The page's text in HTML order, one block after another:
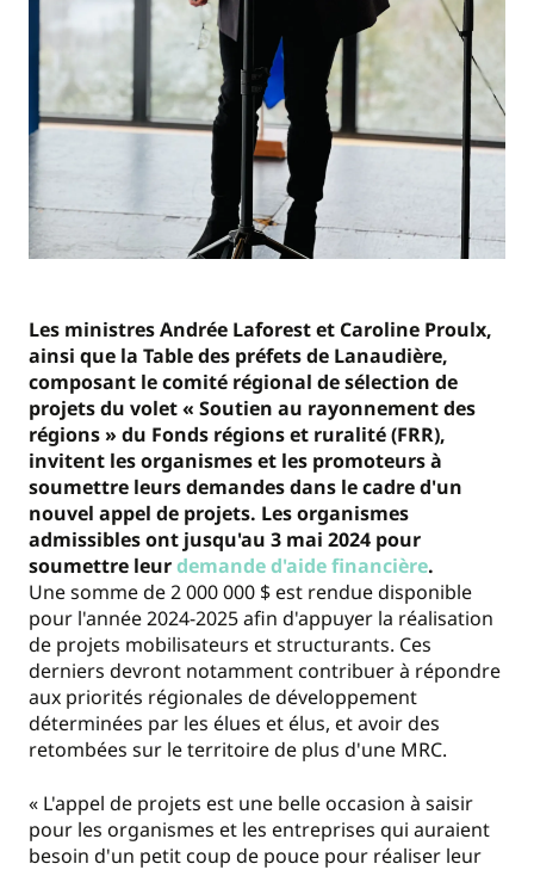
Les ministres Andrée Laforest et Caroline Proulx,
ainsi que la Table des préfets de Lanaudière,
composant le comité régional de sélection de
projets du volet « Soutien au rayonnement des
régions » du Fonds régions et ruralité (FRR),
invitent les organismes et les promoteurs à
soumettre leurs demandes dans le cadre d'un
nouvel appel de projets. Les organismes
admissibles ont jusqu'au 3 mai 2024 pour
soumettre leurdemande d'aide financière.
Une somme de 2 000 000 $ est rendue disponible
pour l'année 2024-2025 afin d'appuyer la réalisation
de projets mobilisateurs et structurants. Ces
derniers devront notamment contribuer à répondre
aux priorités régionales de développement
déterminées par les élues et élus, et avoir des
retombées sur le territoire de plus d'une MRC.
« L'appel de projets est une belle occasion à saisir
pour les organismes et les entreprises qui auraient
besoin d'un petit coup de pouce pour réaliser leur